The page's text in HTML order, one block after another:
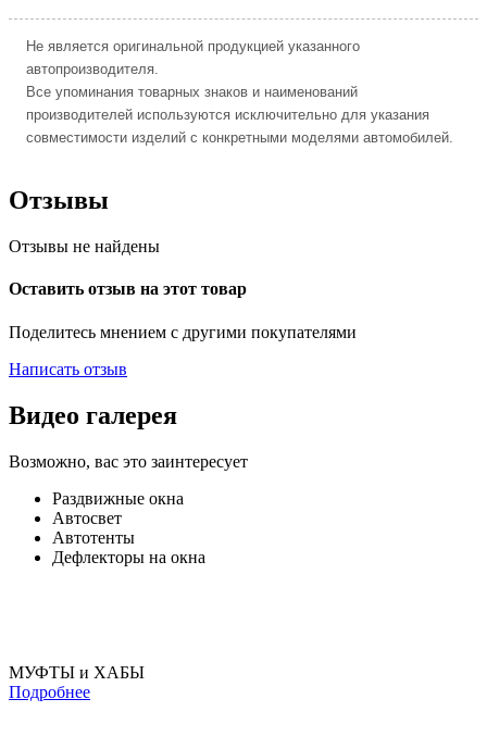
Не является оригинальной продукцией указанного
автопроизводителя.
Все упоминания товарных знаков и наименований
производителей используются исключительно для указания
совместимости изделий с конкретными моделями автомобилей.
Отзывы
Отзывы не найдены
Оставить отзыв на этот товар
Поделитесь мнением с другими покупателями
Написать отзыв
Видео галерея
Возможно, вас это заинтересует
Раздвижные окна
Автосвет
Автотенты
Дефлекторы на окна
МУФТЫ и ХАБЫ
Подробнее